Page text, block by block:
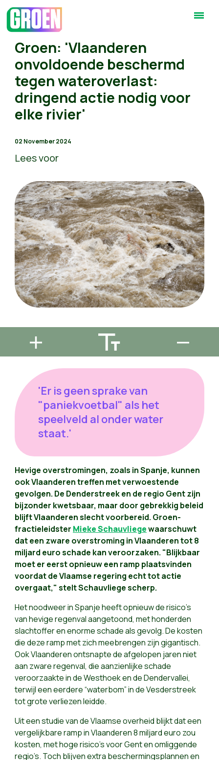
Groen: 'Vlaanderen
onvoldoende beschermd
tegen wateroverlast:
dringend actie nodig voor
elke rivier'
02 November 2024
Lees voor
'Er is geen sprake van
"paniekvoetbal" als het
speelveld al onder water
staat.'
Hevige overstromingen, zoals in Spanje, kunnen
ook Vlaanderen treffen met verwoestende
gevolgen. De Denderstreek en de regio Gent zijn
bijzonder kwetsbaar, maar door gebrekkig beleid
blijft Vlaanderen slecht voorbereid. Groen-
fractieleidster Mieke Schauvliegewaarschuwt
dat een zware overstroming in Vlaanderen tot 8
miljard euro schade kan veroorzaken. "Blijkbaar
moet er eerst opnieuw een ramp plaatsvinden
voordat de Vlaamse regering echt tot actie
overgaat," stelt Schauvliege scherp.
Het noodweer in Spanje heeft opnieuw de risico’s
van hevige regenval aangetoond, met honderden
slachtoffer en enorme schade als gevolg. De kosten
die deze ramp met zich meebrengen zijn gigantisch.
Ook Vlaanderen ontsnapte de afgelopen jaren niet
aan zware regenval, die aanzienlijke schade
veroorzaakte in de Westhoek en de Dendervallei,
terwijl een eerdere “waterbom” in de Vesderstreek
tot grote verliezen leidde.
Uit een studie van de Vlaamse overheid blijkt dat een
vergelijkbare ramp in Vlaanderen 8 miljard euro zou
kosten, met hoge risico's voor Gent en omliggende
regio’s. Toch blijven extra beschermingsplannen en